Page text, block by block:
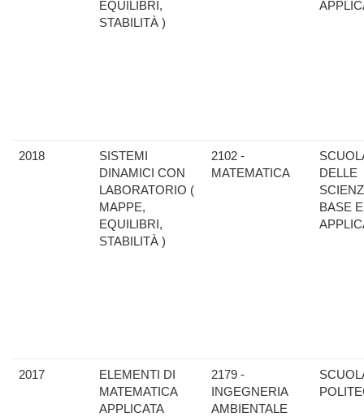
EQUILIBRI,
STABILITÀ )
2018
SISTEMI
DINAMICI CON
LABORATORIO (
MAPPE,
EQUILIBRI,
STABILITÀ )
2102 -
MATEMATICA
DELLE
BASE E
2017
ELEMENTI DI
MATEMATICA
APPLICATA
2179 -
INGEGNERIA
AMBIENTALE